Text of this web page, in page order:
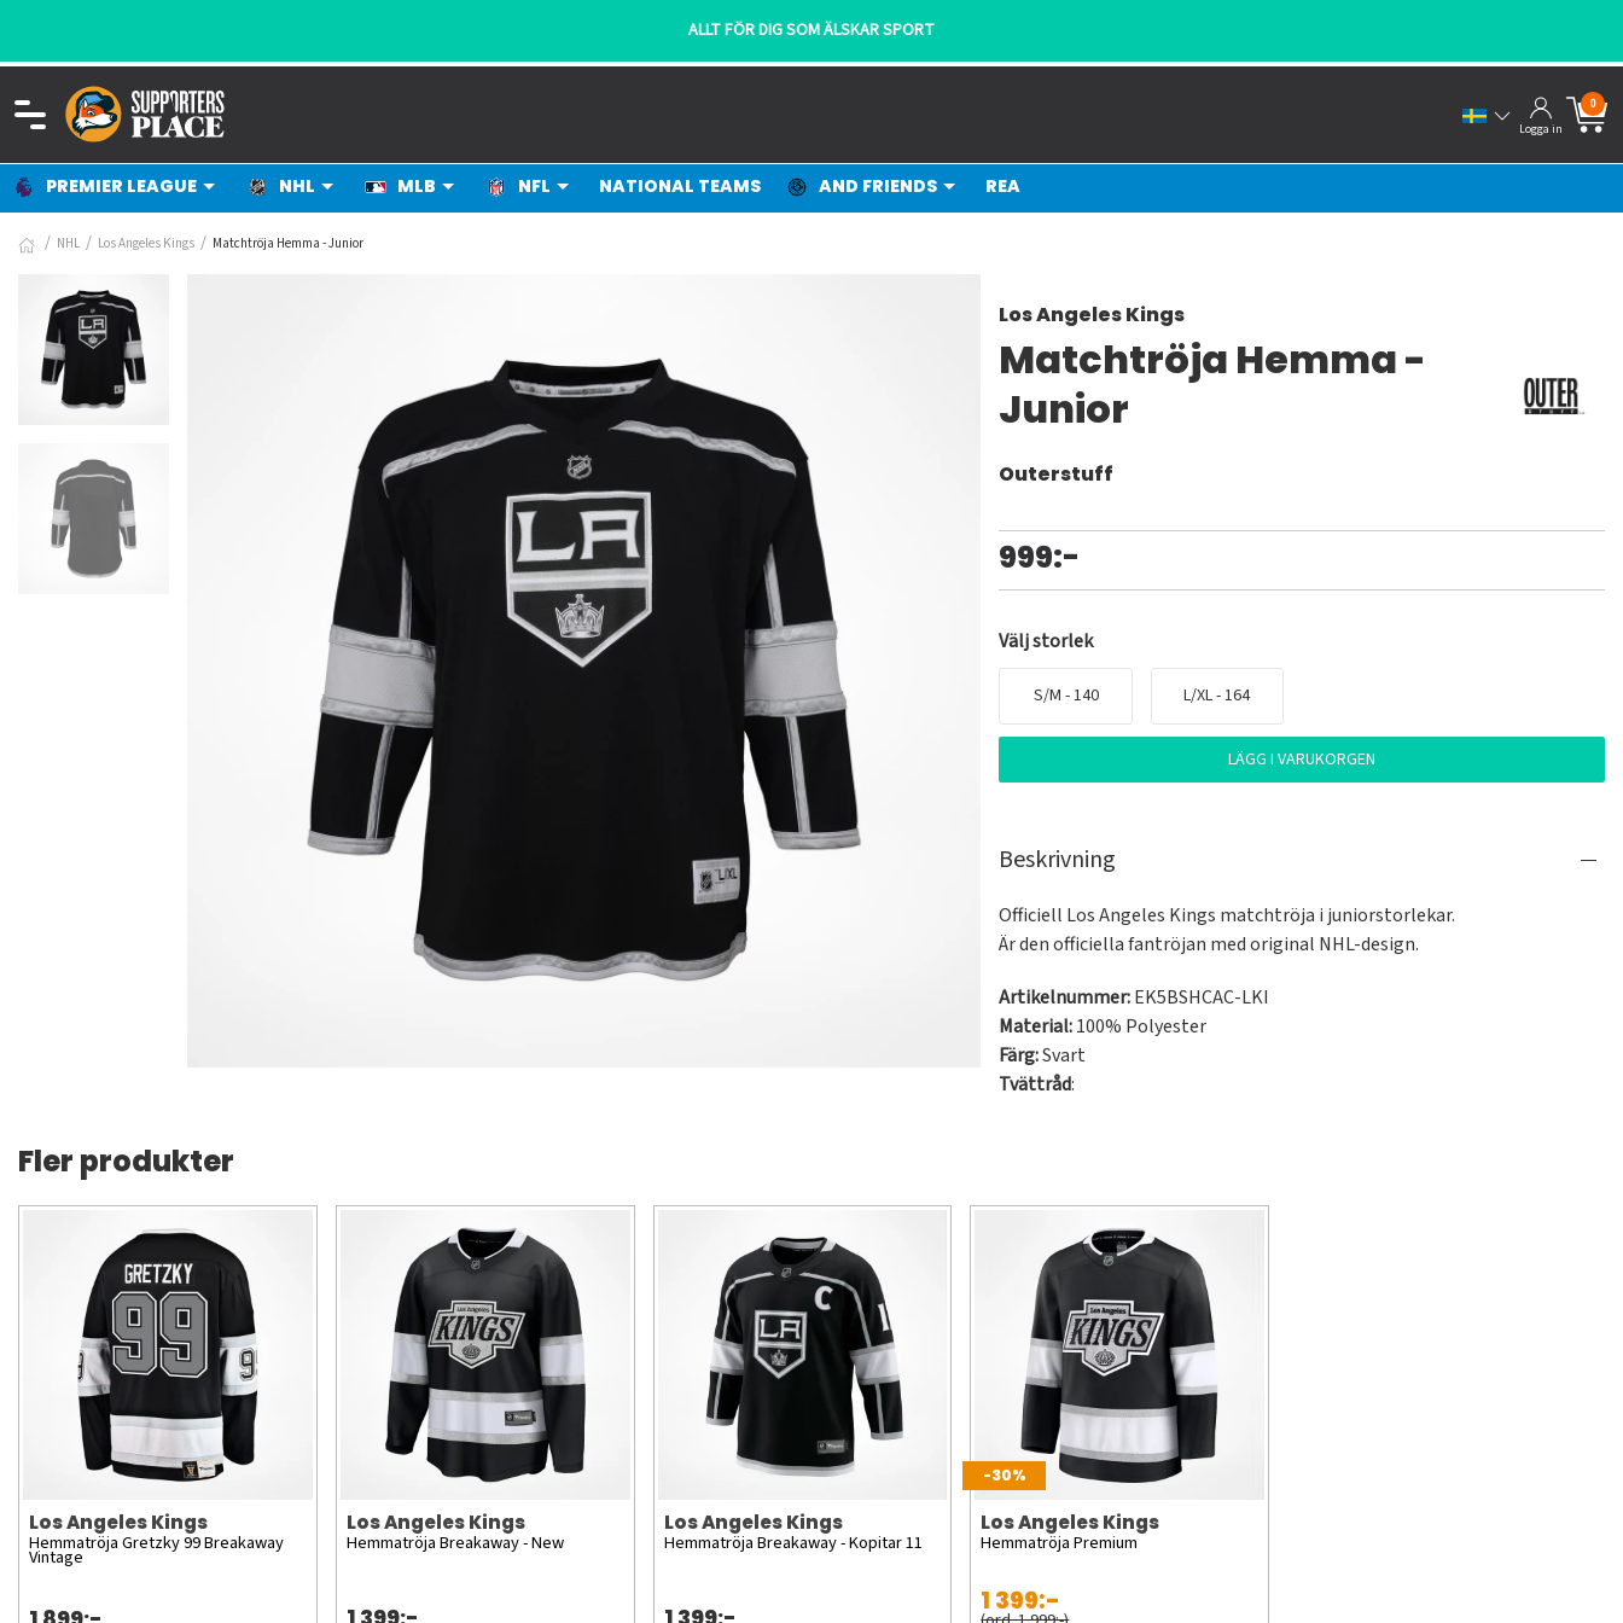
ALLT FÖR DIG SOM ÄLSKAR SPORT
Logga in
0
PREMIER LEAGUE NHL MLB NFL NATIONAL TEAMS AND FRIENDS REA
NHL Los Angeles Kings Matchtröja Hemma - Junior
Los Angeles Kings
Matchtröja Hemma -
Junior
Outerstuff
999:-
Välj storlek
S/M - 140 L/XL - 164
LÄGG I VARUKORGEN
Beskrivning
Officiell Los Angeles Kings matchtröja i juniorstorlekar.
Är den officiella fantröjan med original NHL-design.
Artikelnummer:EK5BSHCAC-LKI
Material:100% Polyester
Färg:Svart
Tvättråd:
Fler produkter
Los Angeles Kings
Hemmatröja Gretzky 99 Breakaway
Vintage
Los Angeles Kings
Hemmatröja Breakaway - New
Los Angeles Kings
Hemmatröja Breakaway - Kopitar 11
-30%
Los Angeles Kings
Hemmatröja Premium
1 399:-